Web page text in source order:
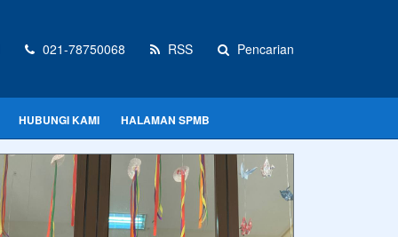
021-78750068 RSS Pencarian
HUBUNGI KAMI HALAMAN SPMB